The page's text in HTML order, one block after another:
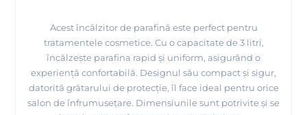
Acest încălzitor de parafină este perfect pentru
tratamentele cosmetice. Cu o capacitate de 3 litri,
încălzește parafina rapid și uniform, asigurând o
experiență confortabilă. Designul său compact și sigur,
datorită grătarului de protecție, îl face ideal pentru orice
salon de înfrumusețare. Dimensiunile sunt potrivite și se